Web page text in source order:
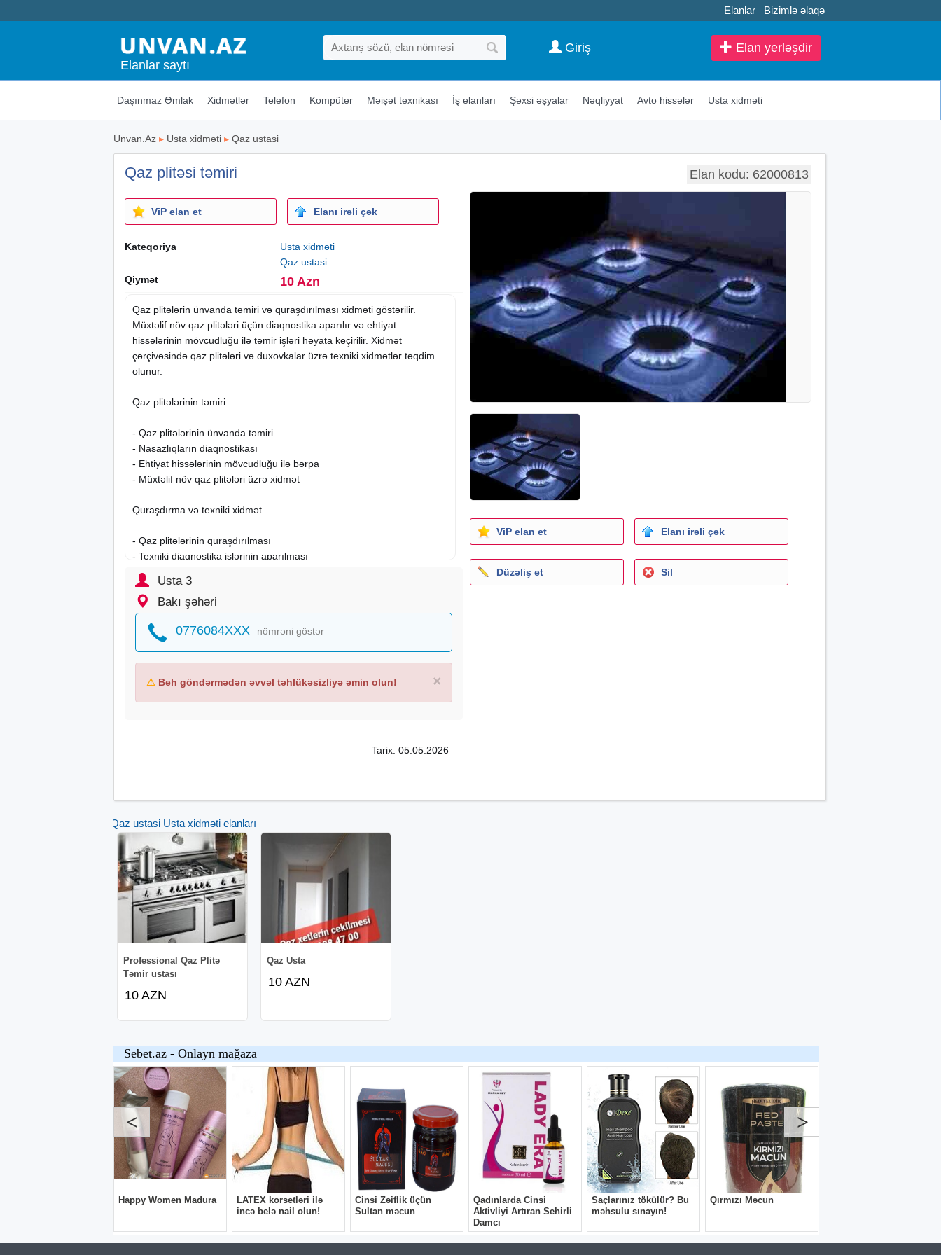
Elanlar Bizimlə əlaqə
Elanlar saytı
Elan yerləşdir
Giriş
Daşınmaz Əmlak Xidmətlər Telefon Kompüter Məişət texnikası İş elanları Şəxsi əşyalar Nəqliyyat Avto hissələr Usta xidməti
Unvan.Az ▸ Usta xidməti ▸ Qaz ustasi
Qaz plitəsi təmiri Elan kodu: 62000813
ViP elan et Elanı irəli çək
Kateqoriya
Usta xidməti
Qaz ustasi
Qiymət
10 Azn
Qaz plitələrin ünvanda təmiri və quraşdırılması xidməti göstərilir.
Müxtəlif növ qaz plitələri üçün diaqnostika aparılır və ehtiyat
hissələrinin mövcudluğu ilə təmir işləri həyata keçirilir. Xidmət
çərçivəsində qaz plitələri və duxovkalar üzrə texniki xidmətlər təqdim
olunur.
Qaz plitələrinin təmiri
- Qaz plitələrinin ünvanda təmiri
- Nasazlıqların diaqnostikası
- Ehtiyat hissələrinin mövcudluğu ilə bərpa
- Müxtəlif növ qaz plitələri üzrə xidmət
Quraşdırma və texniki xidmət
- Qaz plitələrinin quraşdırılması
- Texniki diaqnostika işlərinin aparılması
- Ehtiyat hissələri ilə təmir işləri
Duxovka təmiri
- Duxovkaların təmiri
- Duxovka texniki xidmətləri
- Nasaz hissələrin dəyişdirilməsi
Usta 3
Bakı şəhəri
0776084XXX nömrəni göstər
×
⚠ Beh göndərmədən əvvəl təhlükəsizliyə əmin olun!
Tarix: 05.05.2026
ViP elan et Elanı irəli çək
Düzəliş et Sil
Qaz ustasi Usta xidməti elanları
Professional Qaz Plitə
Təmir ustası
10 AZN
Qaz Usta
10 AZN